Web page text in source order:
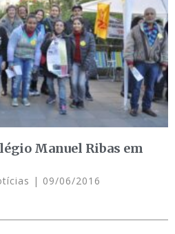
Manuel Ribas em
09/06/2016